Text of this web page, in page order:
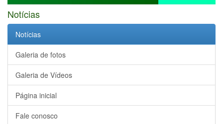
Notícias
Notícias
Galeria de fotos
Galeria de Vídeos
Página inicial
Fale conosco